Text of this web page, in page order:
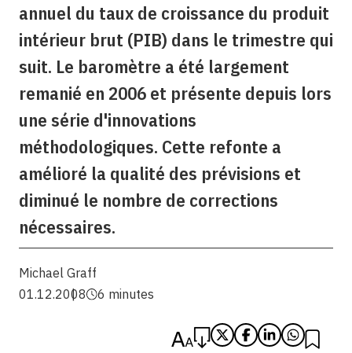
annuel du taux de croissance du produit
intérieur brut (PIB) dans le trimestre qui
suit. Le baromètre a été largement
remanié en 2006 et présente depuis lors
une série d'innovations
méthodologiques. Cette refonte a
amélioré la qualité des prévisions et
diminué le nombre de corrections
nécessaires.
Michael Graff
01.12.2008
6 minutes